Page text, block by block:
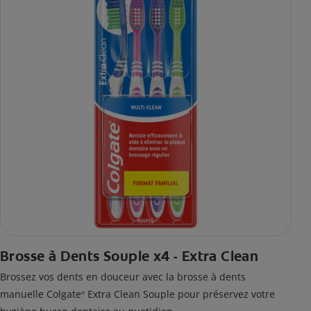
Brosse à Dents Souple x4 - Extra Clean
Brossez vos dents en douceur avec la brosse à dents
manuelle Colgate® Extra Clean Souple pour préservez votre